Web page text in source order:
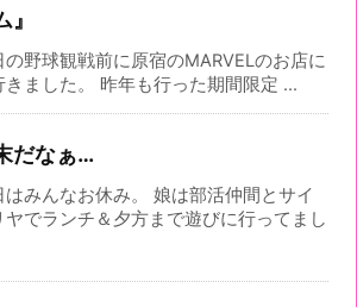
』
の野球観戦前に原宿のMARVELのお店に
きました。 昨年も行った期間限定 ...
だなぁ…
はみんなお休み。 娘は部活仲間とサイ
ヤでランチ＆夕方まで遊びに行ってまし